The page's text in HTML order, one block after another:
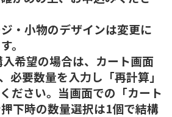
・小物のデザインは変更に
。
希望の場合は、カート画面
必要数量を入力し「再計算」
ださい。当画面での「カート
下時の数量選択は1個で結構